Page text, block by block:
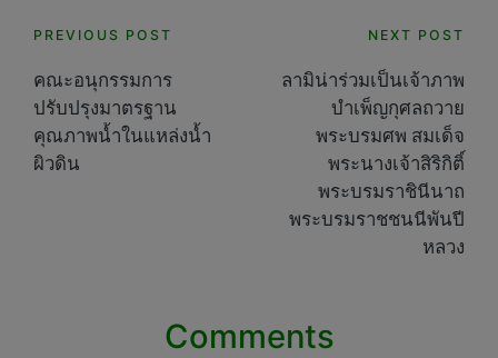
Post
navigation
PREVIOUS POST
คณะอนุกรรมการ
ปรับปรุงมาตรฐาน
คุณภาพน้ำในแหล่งน้ำ
ผิวดิน
NEXT POST
ลามิน่าร่วมเป็นเจ้าภาพ
บำเพ็ญกุศลถวาย
พระบรมศพ สมเด็จ
พระนางเจ้าสิริกิติ์
พระบรมราชินีนาถ
พระบรมราชชนนีพันปี
หลวง
Comments